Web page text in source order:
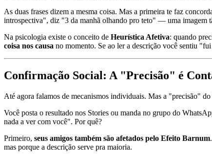
As duas frases dizem a mesma coisa. Mas a primeira te faz
introspectiva", diz "3 da manhã olhando pro teto" — uma imagem
Na psicologia existe o conceito de Heurística Afetiva: quando
coisa nos causa no momento. Se ao ler a descrição você sentiu
Confirmação Social: A "Precisão" é
Até agora falamos de mecanismos individuais. Mas a "precisão"
Você posta o resultado nos Stories ou manda no grupo do
nada a ver com você". Por quê?
Primeiro, seus amigos também são afetados pelo Efeito Barnum
mas porque a descrição serve pra maioria.